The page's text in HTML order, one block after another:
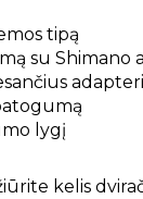
tipą
su Shimano
lygį
kelis